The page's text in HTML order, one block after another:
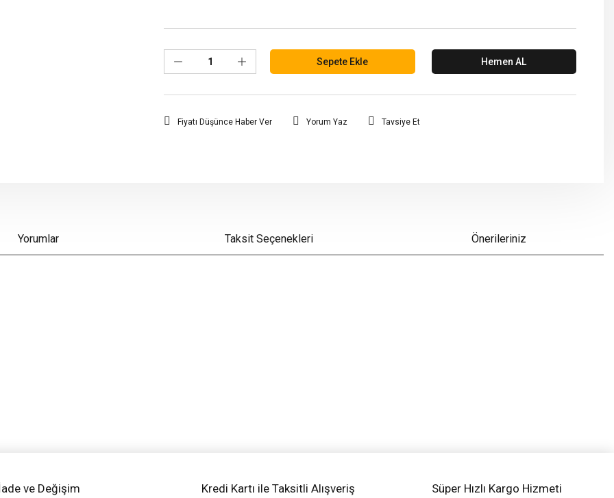
Sepete Ekle Hemen AL
Fiyatı Düşünce Haber Ver Yorum Yaz Tavsiye Et
Yorumlar Taksit Seçenekleri Önerileriniz
ve Değişim Kredi Kartı ile Taksitli Alışveriş Süper Hızlı Kargo Hizmeti